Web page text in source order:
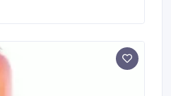
( РОССИЯ ХМАО-